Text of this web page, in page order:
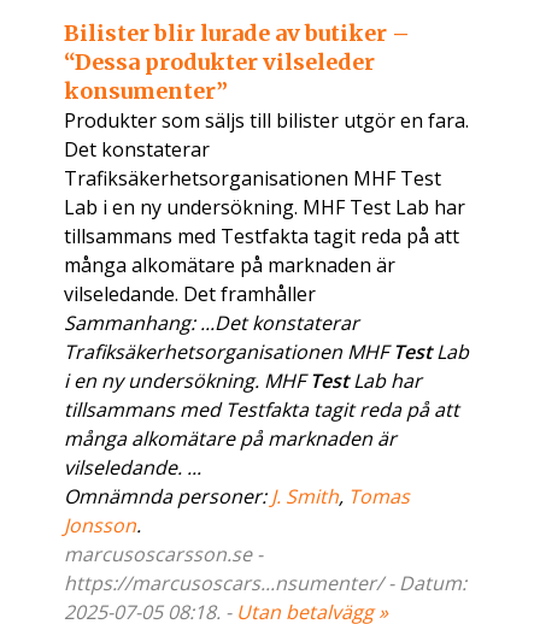
Bilister blir lurade av butiker –
“Dessa produkter vilseleder
konsumenter”
Produkter som säljs till bilister utgör en fara.
Det konstaterar
Trafiksäkerhetsorganisationen MHF Test
Lab i en ny undersökning. MHF Test Lab har
tillsammans med Testfakta tagit reda på att
många alkomätare på marknaden är
vilseledande. Det framhåller
Sammanhang: ...Det konstaterar
Trafiksäkerhetsorganisationen MHFTestLab
i en ny undersökning. MHFTestLab har
tillsammans med Testfakta tagit reda på att
många alkomätare på marknaden är
vilseledande. ...
Omnämnda personer:J. Smith, Tomas
Jonsson.
marcusoscarsson.se -
https://marcusoscars...nsumenter/ - Datum:
2025-07-05 08:18. - Utan betalvägg »